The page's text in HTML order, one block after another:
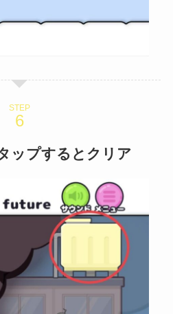
STEP
ップするとクリア